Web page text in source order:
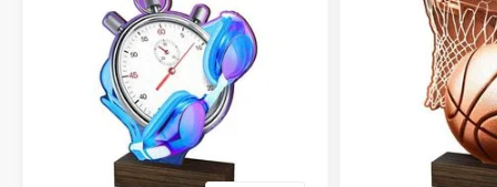
Způsob personalizace